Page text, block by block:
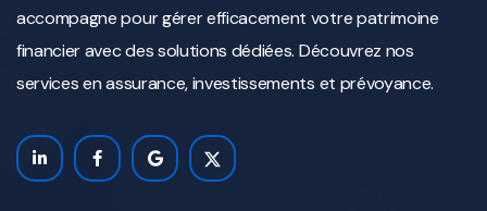
accompagne pour gérer efficacement votre patrimoine
financier avec des solutions dédiées. Découvrez nos
services en assurance, investissements et prévoyance.